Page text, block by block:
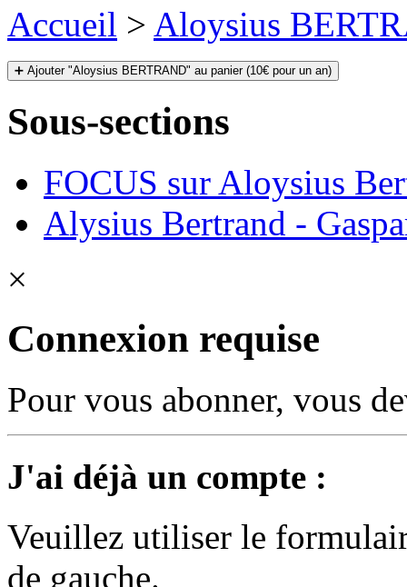
Accueil > Aloysius
➕ Ajouter "Aloysius BERTRAND" au panier (10€ pour un an)
Sous-sections
FOCUS sur Aloysius
Alysius Bertrand -
×
Connexion requise
Pour vous abonner, vous
J'ai déjà un compte :
Veuillez utiliser le
de gauche.